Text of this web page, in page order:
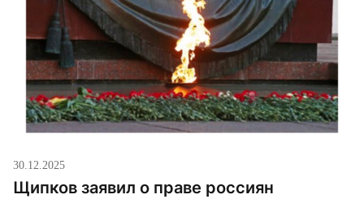
30.12.2025
Щипков заявил о праве россиян